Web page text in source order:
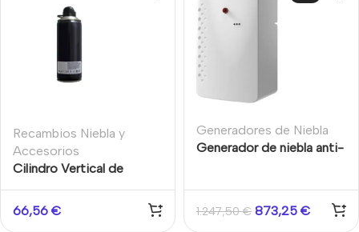
Recambios Niebla y
Accesorios
Cilindro Vertical de
de niebla UrFog Fast 400
66,56 €
Generadores de Niebla
Generador de niebla anti-
1.247,50€ 873,25 €